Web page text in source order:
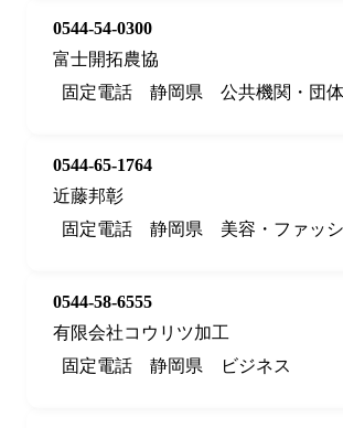
0544-54-0300
富士開拓農協
固定電話
静岡県 公共機関・団体
0544-65-1764
近藤邦彰
固定電話
静岡県 美容・ファッ
0544-58-6555
有限会社コウリツ加工
固定電話
静岡県 ビジネス